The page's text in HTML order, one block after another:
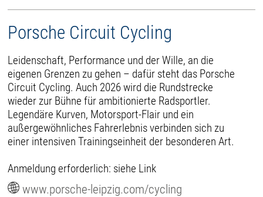
Porsche Circuit Cycling
Leidenschaft, Performance und der Wille, an die
eigenen Grenzen zu gehen – dafür steht das Porsche
Circuit Cycling. Auch 2026 wird die Rundstrecke
wieder zur Bühne für ambitionierte Radsportler.
Legendäre Kurven, Motorsport-Flair und ein
außergewöhnliches Fahrerlebnis verbinden sich zu
einer intensiven Trainingseinheit der besonderen Art.
Anmeldung erforderlich: siehe Link
www.porsche-leipzig.com/cycling